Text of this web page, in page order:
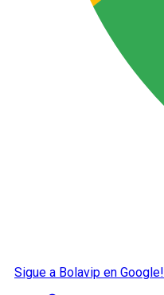
Sigue a Bolavip en Google!